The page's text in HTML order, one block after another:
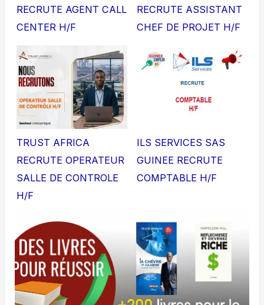
RECRUTE AGENT CALL
CENTER H/F
RECRUTE ASSISTANT
CHEF DE PROJET H/F
TRUST AFRICA
RECRUTE OPERATEUR
SALLE DE CONTROLE
H/F
ILS SERVICES SAS
GUINEE RECRUTE
COMPTABLE H/F